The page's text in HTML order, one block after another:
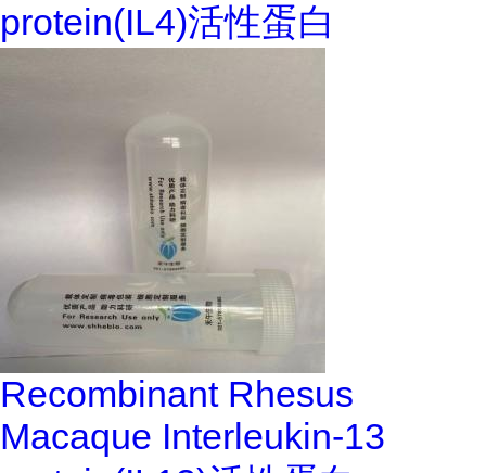
protein(IL4)活性蛋白
Recombinant Rhesus
Macaque Interleukin-13